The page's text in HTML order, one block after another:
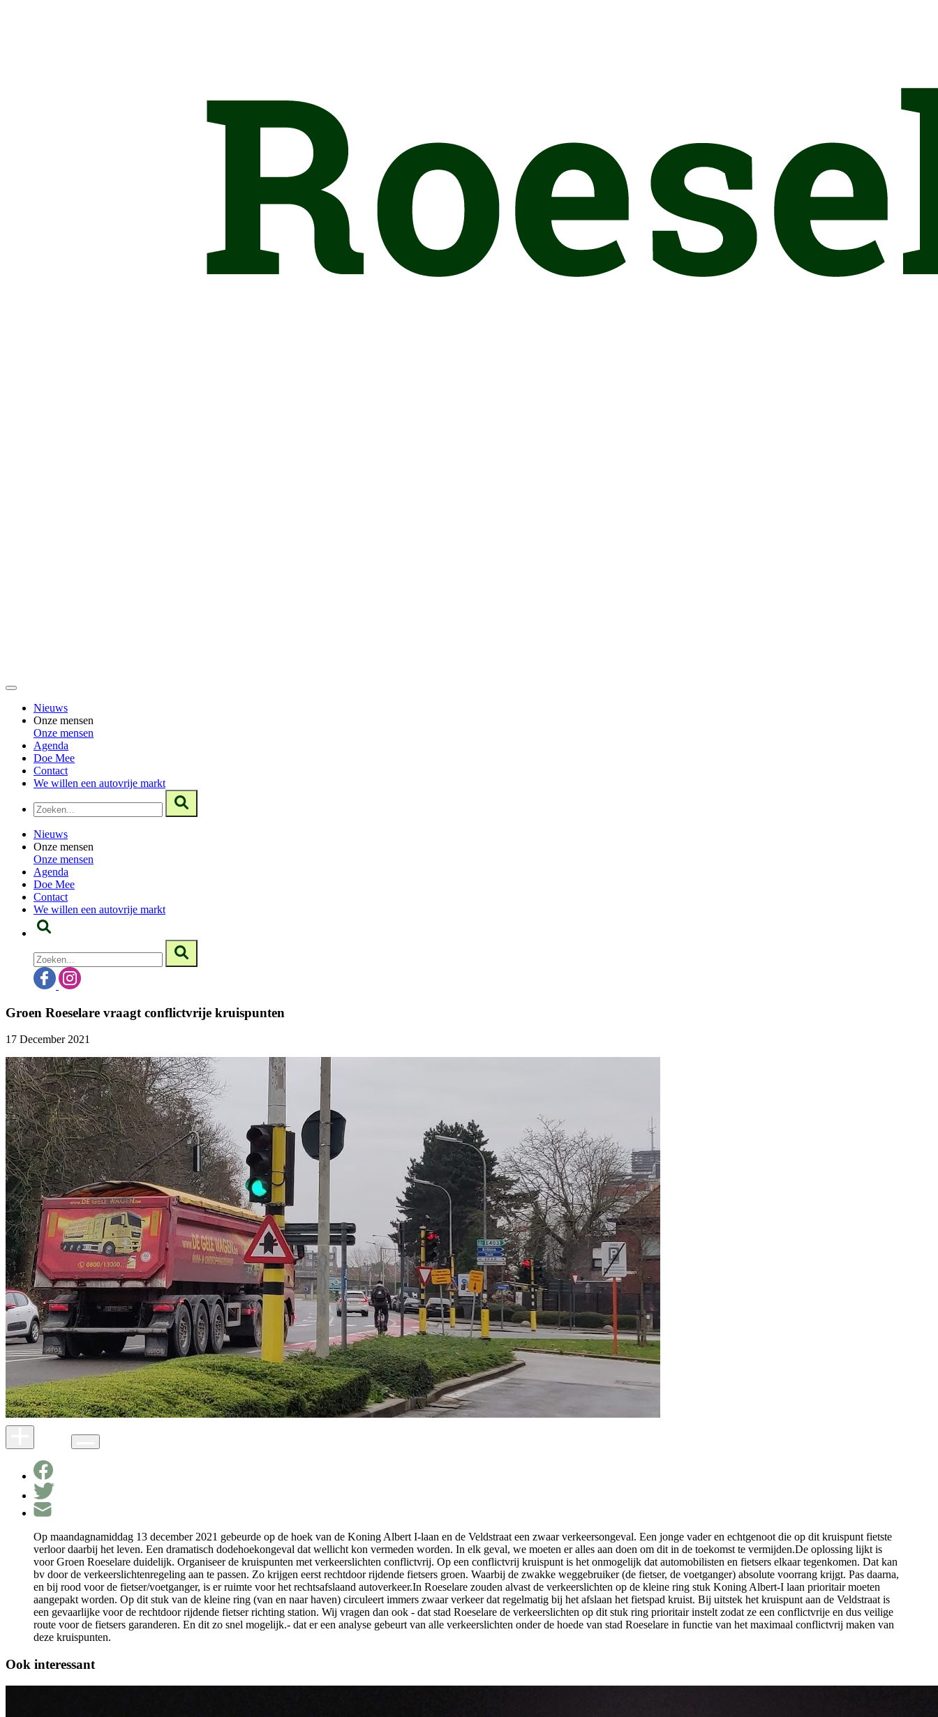
Nieuws
Onze mensen
Onze mensen
Agenda
Doe Mee
Contact
We willen een autovrije markt
Nieuws
Onze mensen
Onze mensen
Agenda
Doe Mee
Contact
We willen een autovrije markt
Groen Roeselare vraagt conflictvrije kruispunten
17 December 2021
Op maandagnamiddag 13 december 2021 gebeurde op de hoek van de Koning Albert I-laan en de Veldstraat een zwaar verkeersongeval. Een jonge vader en echtgenoot die op dit kruispunt fietste
verloor daarbij het leven. Een dramatisch dodehoekongeval dat wellicht kon vermeden worden. In elk geval, we moeten er alles aan doen om dit in de toekomst te vermijden.De oplossing lijkt is
voor Groen Roeselare duidelijk. Organiseer de kruispunten met verkeerslichten conflictvrij. Op een conflictvrij kruispunt is het onmogelijk dat automobilisten en fietsers elkaar tegenkomen. Dat kan
bv door de verkeerslichtenregeling aan te passen. Zo krijgen eerst rechtdoor rijdende fietsers groen. Waarbij de zwakke weggebruiker (de fietser, de voetganger) absolute voorrang krijgt. Pas daarna,
en bij rood voor de fietser/voetganger, is er ruimte voor het rechtsafslaand autoverkeer.In Roeselare zouden alvast de verkeerslichten op de kleine ring stuk Koning Albert-I laan prioritair moeten
aangepakt worden. Op dit stuk van de kleine ring (van en naar haven) circuleert immers zwaar verkeer dat regelmatig bij het afslaan het fietspad kruist. Bij uitstek het kruispunt aan de Veldstraat is
een gevaarlijke voor de rechtdoor rijdende fietser richting station. Wij vragen dan ook - dat stad Roeselare de verkeerslichten op dit stuk ring prioritair instelt zodat ze een conflictvrije en dus veilige
route voor de fietsers garanderen. En dit zo snel mogelijk.- dat er een analyse gebeurt van alle verkeerslichten onder de hoede van stad Roeselare in functie van het maximaal conflictvrij maken van
deze kruispunten.
Ook interessant